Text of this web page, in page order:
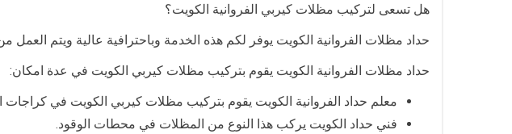
هل تسعى لتركيب مظلات كيربي الفروانية الكويت؟
حداد مظلات الفروانية الكويت يوفر لكم هذه الخدمة وباحترافية عالية ويتم
حداد مظلات الفروانية الكويت يقوم بتركيب مظلات كيربي الكويت في عدة امكان:
معلم حداد الفروانية الكويت يقوم بتركيب مظلات كيربي الكويت في كراجات
فني حداد الكويت يركب هذا النوع من المظلات في محطات الوقود.